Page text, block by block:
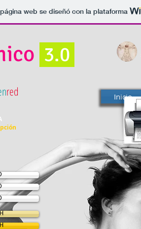
web se diseñó con la plataforma
3.0
red Inicio